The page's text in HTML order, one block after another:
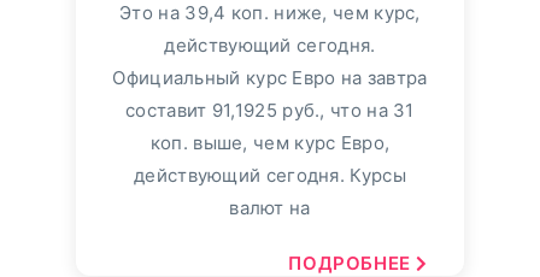
Это на 39,4 коп. ниже, чем курс,
действующий сегодня.
Официальный курс Евро на завтра
составит 91,1925 руб., что на 31
коп. выше, чем курс Евро,
действующий сегодня. Курсы
валют на
ПОДРОБНЕЕ